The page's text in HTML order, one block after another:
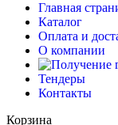
Главная
Каталог
Оплата и
О компании
Тендеры
Контакты
Корзина